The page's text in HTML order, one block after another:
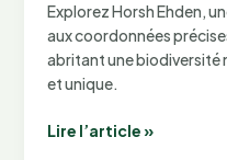
Explorez Horsh Ehden,
aux coordonnées
abritant une biodiversité
et unique.
Forêt
Lire l’article »